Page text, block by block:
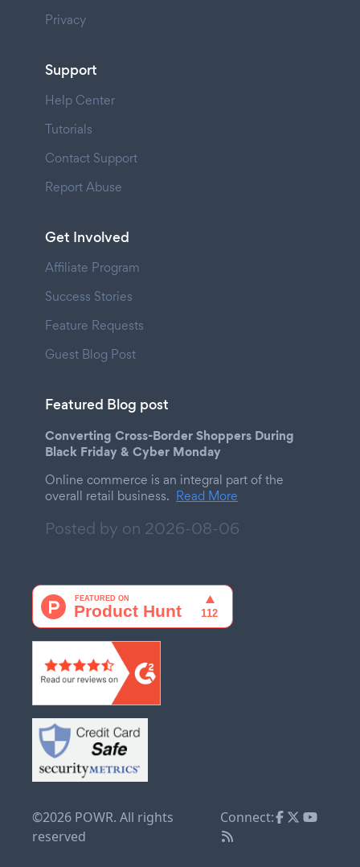
Privacy
Support
Help Center
Tutorials
Contact Support
Report Abuse
Get Involved
Affiliate Program
Success Stories
Feature Requests
Guest Blog Post
Featured Blog post
Converting Cross-Border Shoppers During
Black Friday & Cyber Monday
Online commerce is an integral part of the
overall retail business. Read More
Posted by on 2026-08-06
©2026 POWR. All rights
reserved
Connect: